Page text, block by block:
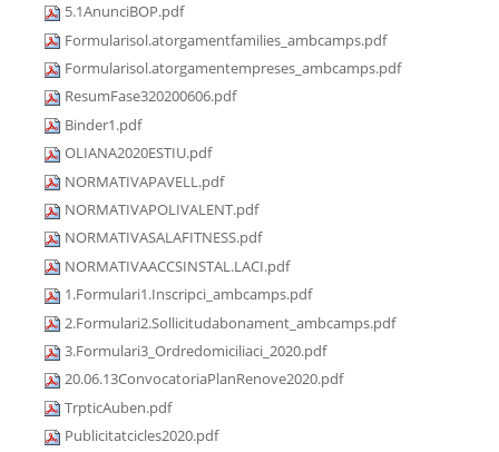
5.1AnunciBOP.pdf
Formularisol.atorgamentfamilies_ambcamps.pdf
Formularisol.atorgamentempreses_ambcamps.pdf
ResumFase320200606.pdf
Binder1.pdf
OLIANA2020ESTIU.pdf
NORMATIVAPAVELL.pdf
NORMATIVAPOLIVALENT.pdf
NORMATIVASALAFITNESS.pdf
NORMATIVAACCSINSTAL.LACI.pdf
1.Formulari1.Inscripci_ambcamps.pdf
2.Formulari2.Sollicitudabonament_ambcamps.pdf
3.Formulari3_Ordredomiciliaci_2020.pdf
20.06.13ConvocatoriaPlanRenove2020.pdf
TrpticAuben.pdf
Publicitatcicles2020.pdf